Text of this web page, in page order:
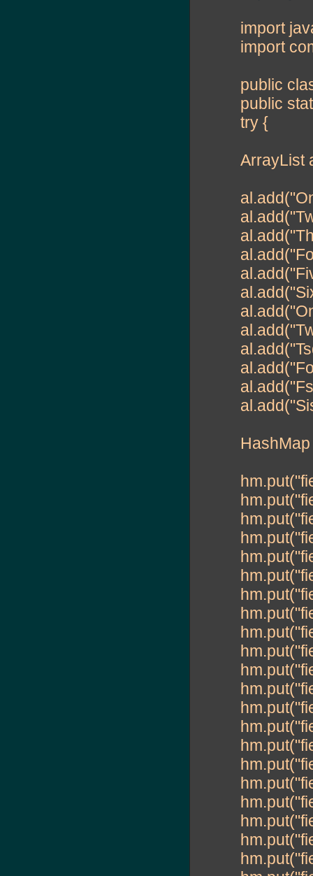
import
import
public
public
try {
ArrayList